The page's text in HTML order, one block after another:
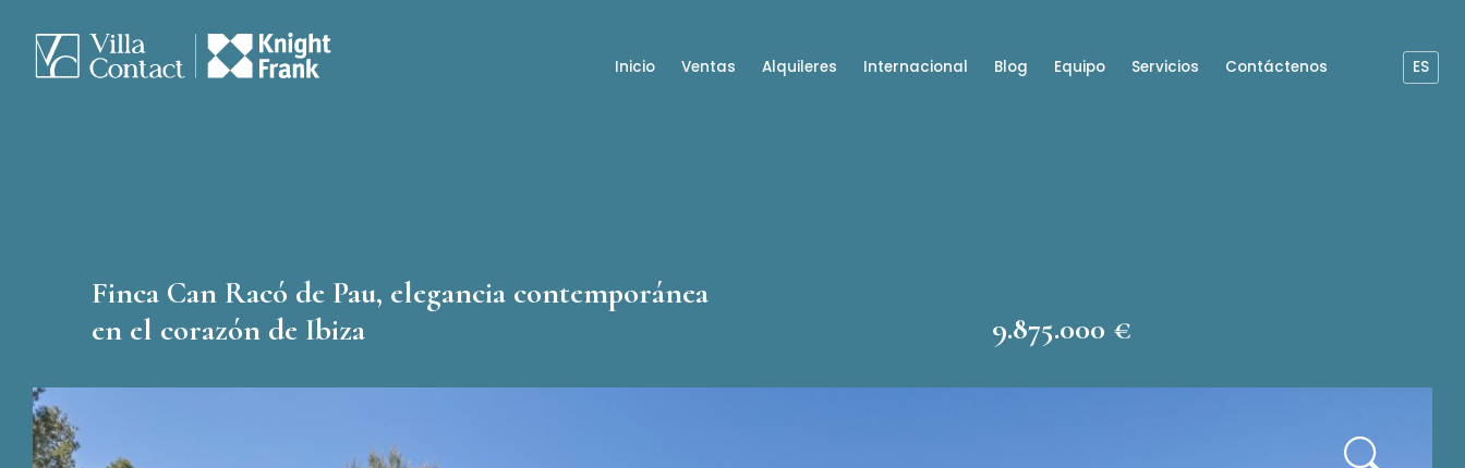
Inicio Ventas Alquileres Internacional Blog Equipo Servicios Contáctenos ES
Finca Can Racó de Pau, elegancia contemporánea
en el corazón de Ibiza
9.875.000 €